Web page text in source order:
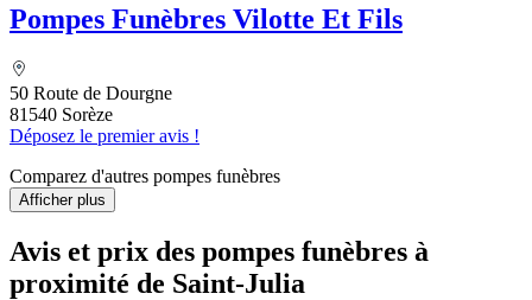
Pompes Funèbres Vilotte Et Fils
50 Route de Dourgne
81540 Sorèze
Déposez le premier avis !
Comparez d'autres pompes funèbres
Afficher plus
Avis et prix des pompes funèbres à
proximité de Saint-Julia